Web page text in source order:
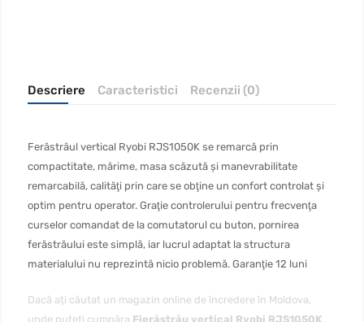
Descriere Caracteristici Recenzii (0)
Ferăstrăul vertical Ryobi RJS1050K se remarcă prin
compactitate, mărime, masa scăzută şi manevrabilitate
remarcabilă, calităţi prin care se obţine un confort controlat şi
optim pentru operator. Graţie controlerului pentru frecvenţa
curselor comandat de la comutatorul cu buton, pornirea
ferăstrăului este simplă, iar lucrul adaptat la structura
materialului nu reprezintă nicio problemă. Garanţie 12 luni
Dacă ați căutat un magazin online de încredere în Moldova,
unde puteți cumpăra Fierăstrău vertical Ryobi RJS1050K,